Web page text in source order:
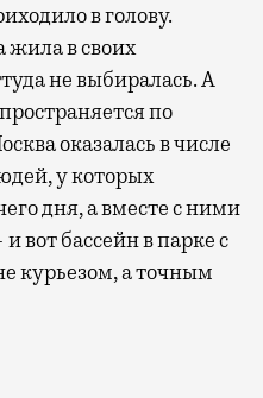
в голову.
жила в своих
не выбиралась. А
по
оказалась в числе
у которых
дня, а вместе с ними
вот бассейн в парке с
курьезом, а точным